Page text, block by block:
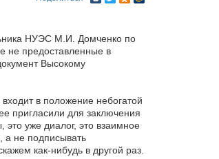
НУЭС М.И. Домченко по
не предоставленные в
Высокому
в положение небогатой
пригласили для заключения
уже диалог, это взаимное
а не подписывать
как-нибудь в другой раз.